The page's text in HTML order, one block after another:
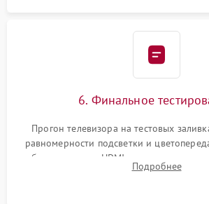
6. Финальное
Прогон телевизора на тестовых
равномерности подсветки и
работы разъемов HDMI, динамиков,
в рабочем режиме в течение
Подробнее